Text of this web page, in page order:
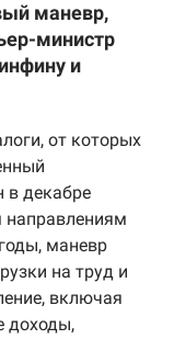
маневр,
министр
и
от которых
в декабре
направлениям
маневр
на труд и
включая
доходы,